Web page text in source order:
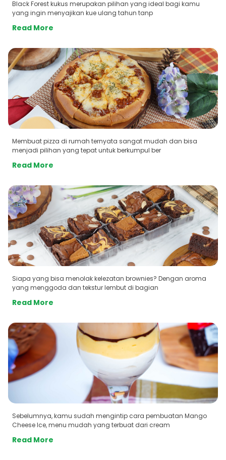
Black Forest kukus merupakan pilihan yang ideal bagi kamu
yang ingin menyajikan kue ulang tahun tanp
Read More
Membuat pizza di rumah ternyata sangat mudah dan bisa
menjadi pilihan yang tepat untuk berkumpul ber
Read More
Siapa yang bisa menolak kelezatan brownies? Dengan aroma
yang menggoda dan tekstur lembut di bagian
Read More
Sebelumnya, kamu sudah mengintip cara pembuatan Mango
Cheese Ice, menu mudah yang terbuat dari cream
Read More